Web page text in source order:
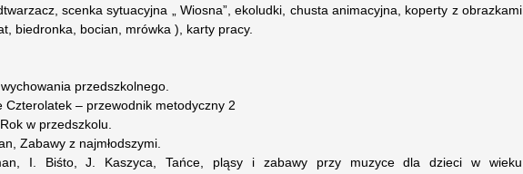
scenka sytuacyjna „ Wiosna”, ekoludki, chusta animacyjna, koperty z obrazkami
biedronka, bocian, mrówka ), karty pracy.
przedszkolnego.
Czterolatek – przewodnik metodyczny 2
w przedszkolu.
Zabawy z najmłodszymi.
I. Biśto, J. Kaszyca, Tańce, pląsy i zabawy przy muzyce dla dzieci w wieku